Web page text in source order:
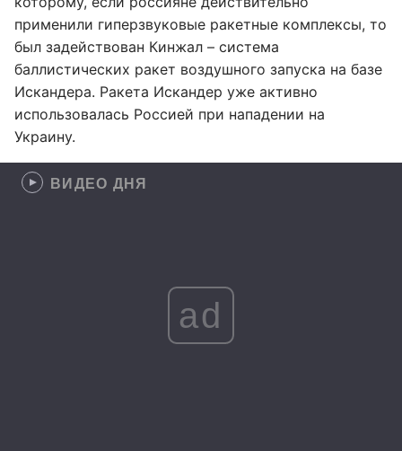
применили гиперзвуковые ракетные комплексы, то
был задействован Кинжал – система
баллистических ракет воздушного запуска на базе
Искандера. Ракета Искандер уже активно
использовалась Россией при нападении на
Украину.
ВИДЕО ДНЯ
ad